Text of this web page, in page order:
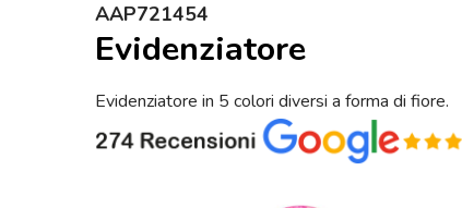
AAP721454
Evidenziatore
Evidenziatore in 5 colori diversi a forma di fiore.